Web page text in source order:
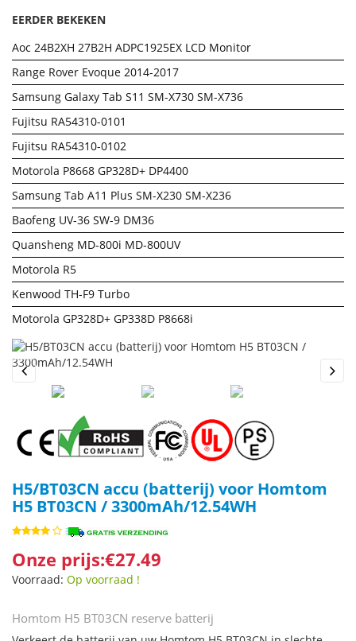
EERDER BEKEKEN
Aoc 24B2XH 27B2H ADPC1925EX LCD Monitor
Range Rover Evoque 2014-2017
Samsung Galaxy Tab S11 SM-X730 SM-X736
Fujitsu RA54310-0101
Fujitsu RA54310-0102
Motorola P8668 GP328D+ DP4400
Samsung Tab A11 Plus SM-X230 SM-X236
Baofeng UV-36 SW-9 DM36
Quansheng MD-800i MD-800UV
Motorola R5
Kenwood TH-F9 Turbo
Motorola GP328D+ GP338D P8668i
Previous
H5/BT03CN accu (batterij) voor Homtom
H5 BT03CN / 3300mAh/12.54WH
Onze prijs:€27.49
Voorraad: Op voorraad !
Homtom H5 BT03CN reserve batterij